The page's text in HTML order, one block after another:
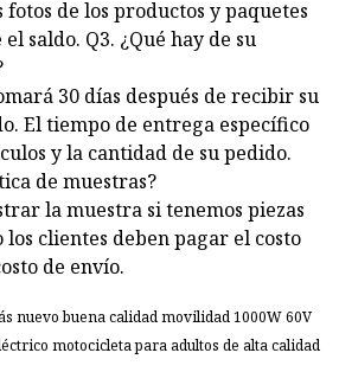
de los productos y paquetes
saldo. Q3. ¿Qué hay de su
30 días después de recibir su
El tiempo de entrega específico
y la cantidad de su pedido.
de muestras?
la muestra si tenemos piezas
los clientes deben pagar el costo
de envío.
nuevo buena calidad movilidad 1000W 60V
motocicleta para adultos de alta calidad